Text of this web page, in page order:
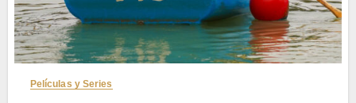
Películas y Series